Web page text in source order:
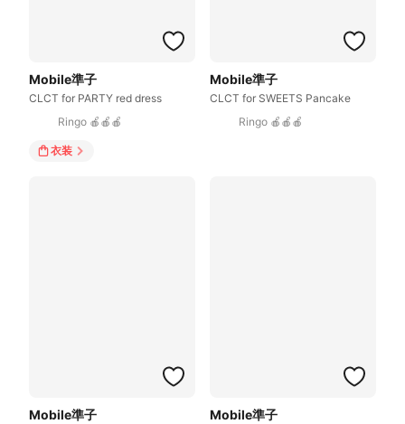
Mobile準子
CLCT for PARTY red dress
Ringo 🍎🍎🍎
衣装
Mobile準子
CLCT for SWEETS Pancake
Ringo 🍎🍎🍎
Mobile準子 Mobile準子